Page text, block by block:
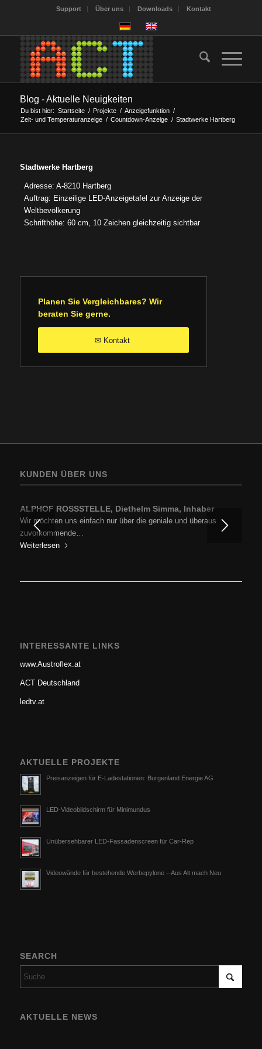
Support Über uns Downloads Kontakt
Blog - Aktuelle Neuigkeiten
Du bist hier: Startseite / Projekte / Anzeigefunktion /
Zeit- und Temperaturanzeige / Countdown-Anzeige / Stadtwerke Hartberg
Stadtwerke Hartberg
Adresse: A-8210 Hartberg
Auftrag: Einzeilige LED-Anzeigetafel zur Anzeige der
Weltbevölkerung
Schrifthöhe: 60 cm, 10 Zeichen gleichzeitig sichtbar
Planen Sie Vergleichbares? Wir
beraten Sie gerne.
✉ Kontakt
KUNDEN ÜBER UNS
ALPHOF ROSSSTELLE, Diethelm Simma, Inhaber
Wir möchten uns einfach nur über die geniale und überaus
zuvorkommende…
Weiterlesen
INTERESSANTE LINKS
www.Austroflex.at
ACT Deutschland
ledtv.at
AKTUELLE PROJEKTE
Preisanzeigen für E-Ladestationen: Burgenland Energie AG
LED-Videobildschirm für Minimundus
Unübersehbarer LED-Fassadenscreen für Car-Rep
Videowände für bestehende Werbepylone – Aus Alt mach Neu
SEARCH
AKTUELLE NEWS